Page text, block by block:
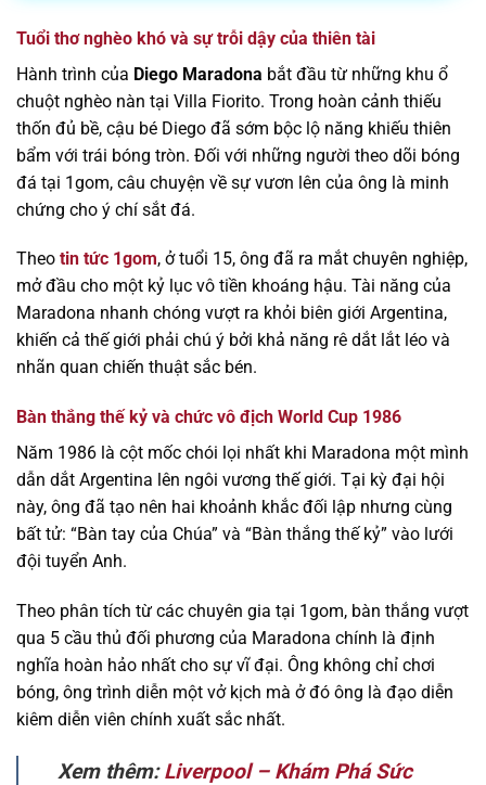
Tuổi thơ nghèo khó và sự trỗi dậy của thiên tài
Hành trình của Diego Maradona bắt đầu từ những khu ổ
chuột nghèo nàn tại Villa Fiorito. Trong hoàn cảnh thiếu
thốn đủ bề, cậu bé Diego đã sớm bộc lộ năng khiếu thiên
bẩm với trái bóng tròn. Đối với những người theo dõi bóng
đá tại 1gom, câu chuyện về sự vươn lên của ông là minh
chứng cho ý chí sắt đá.
Theo tin tức 1gom, ở tuổi 15, ông đã ra mắt chuyên nghiệp,
mở đầu cho một kỷ lục vô tiền khoáng hậu. Tài năng của
Maradona nhanh chóng vượt ra khỏi biên giới Argentina,
khiến cả thế giới phải chú ý bởi khả năng rê dắt lắt léo và
nhãn quan chiến thuật sắc bén.
Bàn thắng thế kỷ và chức vô địch World Cup 1986
Năm 1986 là cột mốc chói lọi nhất khi Maradona một mình
dẫn dắt Argentina lên ngôi vương thế giới. Tại kỳ đại hội
này, ông đã tạo nên hai khoảnh khắc đối lập nhưng cùng
bất tử: “Bàn tay của Chúa” và “Bàn thắng thế kỷ” vào lưới
đội tuyển Anh.
Theo phân tích từ các chuyên gia tại 1gom, bàn thắng vượt
qua 5 cầu thủ đối phương của Maradona chính là định
nghĩa hoàn hảo nhất cho sự vĩ đại. Ông không chỉ chơi
bóng, ông trình diễn một vở kịch mà ở đó ông là đạo diễn
kiêm diễn viên chính xuất sắc nhất.
Xem thêm:Liverpool – Khám Phá Sức